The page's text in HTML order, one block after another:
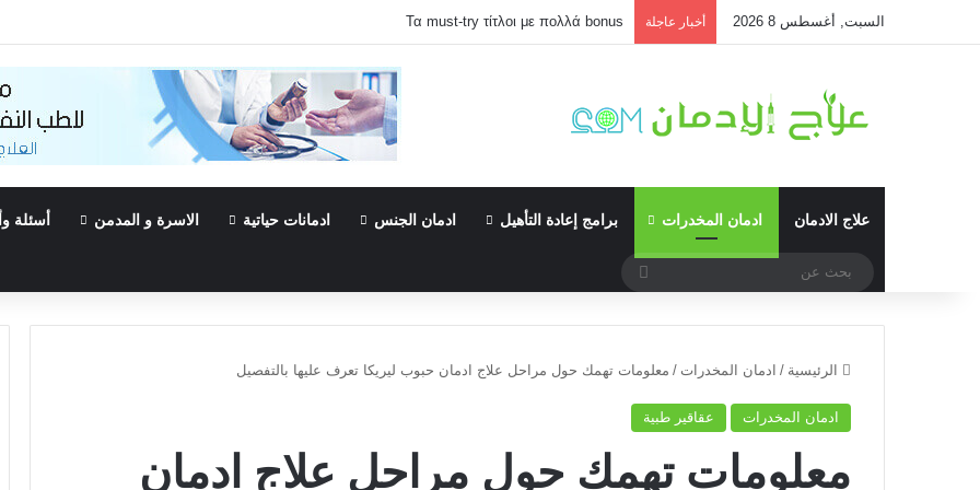
السبت, أغسطس 8 2026 أخبار عاجلة Τα must-try τίτλοι με πολλά bonus
علاج الادمان ادمان المخدرات برامج إعادة التأهيل ادمان الجنس ادمانات حياتية الاسرة و المدمن أسئلة
الرئيسية / ادمان المخدرات / معلومات تهمك حول مراحل علاج ادمان حبوب ليريكا تعرف عليها بالتفصيل
ادمان المخدرات عقاقير طبية
معلومات تهمك حول مراحل علاج ادمان